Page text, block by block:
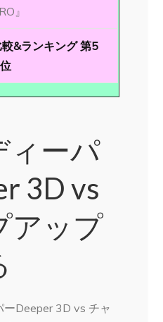
』
&ランキング 第5
位
ィーパ
3D vs
アップ
ーDeeper 3D vs チャ